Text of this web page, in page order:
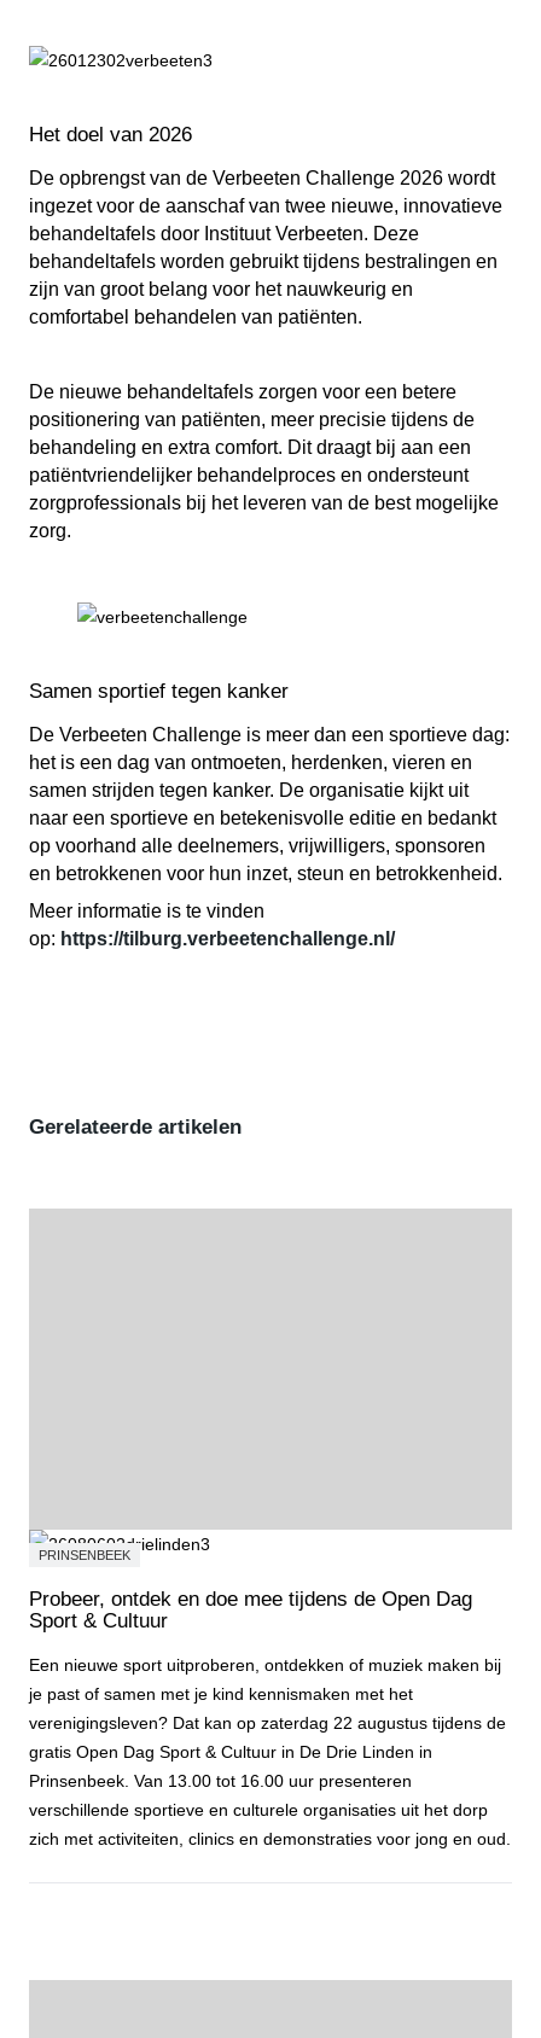
Het doel van 2026
De opbrengst van de Verbeeten Challenge 2026 wordt
ingezet voor de aanschaf van twee nieuwe, innovatieve
behandeltafels door Instituut Verbeeten. Deze
behandeltafels worden gebruikt tijdens bestralingen en
zijn van groot belang voor het nauwkeurig en
comfortabel behandelen van patiënten.
De nieuwe behandeltafels zorgen voor een betere
positionering van patiënten, meer precisie tijdens de
behandeling en extra comfort. Dit draagt bij aan een
patiëntvriendelijker behandelproces en ondersteunt
zorgprofessionals bij het leveren van de best mogelijke
zorg.
Samen sportief tegen kanker
De Verbeeten Challenge is meer dan een sportieve dag:
het is een dag van ontmoeten, herdenken, vieren en
samen strijden tegen kanker. De organisatie kijkt uit
naar een sportieve en betekenisvolle editie en bedankt
op voorhand alle deelnemers, vrijwilligers, sponsoren
en betrokkenen voor hun inzet, steun en betrokkenheid.
Meer informatie is te vinden
op: https://tilburg.verbeetenchallenge.nl/
Gerelateerde artikelen
PRINSENBEEK
Probeer, ontdek en doe mee tijdens de Open Dag
Sport & Cultuur
Een nieuwe sport uitproberen, ontdekken of muziek maken bij
je past of samen met je kind kennismaken met het
verenigingsleven? Dat kan op zaterdag 22 augustus tijdens de
gratis Open Dag Sport & Cultuur in De Drie Linden in
Prinsenbeek. Van 13.00 tot 16.00 uur presenteren
verschillende sportieve en culturele organisaties uit het dorp
zich met activiteiten, clinics en demonstraties voor jong en oud.